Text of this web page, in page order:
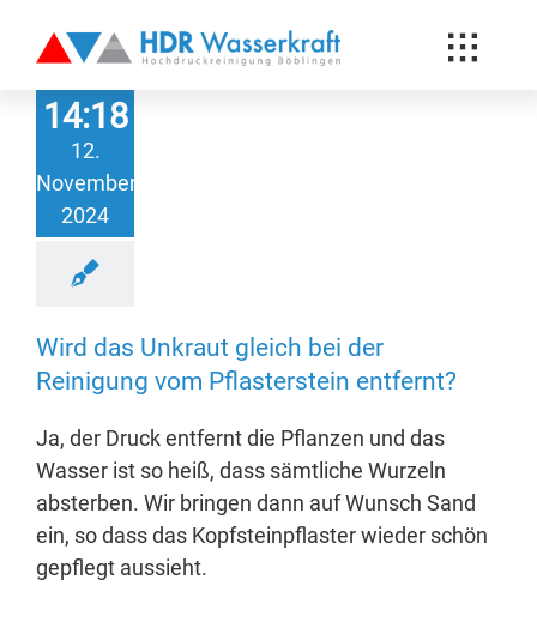
Toggle
Hochdruck Reinigung
News-Blog
Über uns
Referenzen
Kontakt
14:18
12.
November
2024
Wird das Unkraut gleich bei der
Reinigung vom Pflasterstein entfernt?
Ja, der Druck entfernt die Pflanzen und das
Wasser ist so heiß, dass sämtliche Wurzeln
absterben. Wir bringen dann auf Wunsch Sand
ein, so dass das Kopfsteinpflaster wieder schön
gepflegt aussieht.